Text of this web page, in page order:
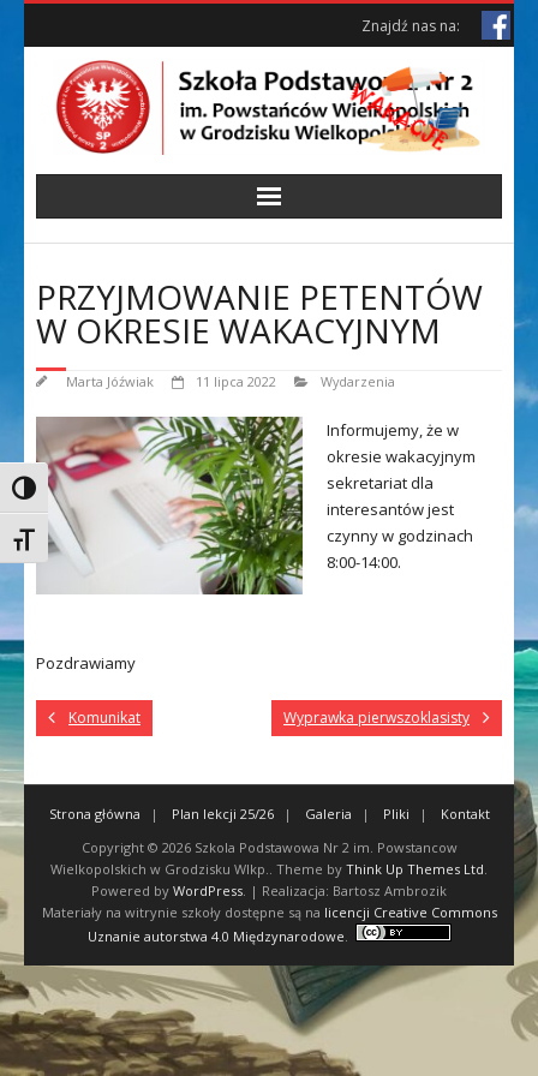
Skip
Toggle High Contrast
Toggle Font size
Skip
Znajdź nas na:
PRZYJMOWANIE PETENTÓW
W OKRESIE WAKACYJNYM
Marta Jóźwiak 11 lipca 2022 Wydarzenia
Informujemy, że w
okresie wakacyjnym
sekretariat dla
interesantów jest
czynny w godzinach
8:00-14:00.
Pozdrawiamy
Komunikat Wyprawka pierwszoklasisty
Strona główna Plan lekcji 25/26 Galeria Pliki
Kontakt
Copyright © 2026 Szkola Podstawowa Nr 2 im. Powstancow
Wielkopolskich w Grodzisku Wlkp.
. Theme by Think Up Themes Ltd
Powered by WordPress . | Realizacja: Bartosz Ambrozik
Materiały na witrynie szkoły dostępne są na licencji Creative Commons
Uznanie autorstwa 4.0 Międzynarodowe